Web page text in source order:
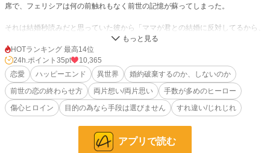
席で、フェリシアは何の前触れもなく前世の記憶が蘇ってしまった。
それは結婚秒読みだと思っていた彼から「ママが君との結婚に反対してるから、
結婚は普通に無理」という信じられない内容で。その後、ショックのあまり外に
飛び出し──前世の自分は事故死した。
あまりにクソすぎる前世の自分の末路に愕然としたフェリシアの視界に飛び込ん
できたのは、息子のお見合いを見守るイクセルのママの姿だった。
「イクセル様、この話なかったことにしてください」
前世と同じ轍を踏みたくないフェリシアは、お見合いを投げ出し別荘に引きこも
HOTランキング 最高14位
24h.ポイント 35pt
10,365
恋愛
ハッピーエンド 異世界
婚約破棄するのか、しないのか
前世の恋の終わらせ方
両片想い/両片思い
手数が多めのヒーロー
傷心ヒロイン
目的の為なら手段は選びません すれ違い/じれじれ
アプリで読む